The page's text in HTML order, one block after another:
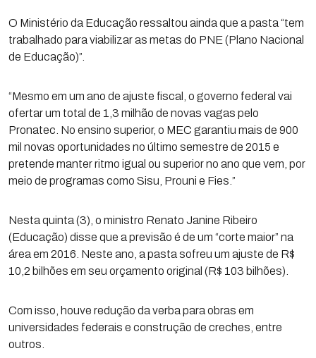
O Ministério da Educação ressaltou ainda que a pasta “tem
trabalhado para viabilizar as metas do PNE (Plano Nacional
de Educação)”.
“Mesmo em um ano de ajuste fiscal, o governo federal vai
ofertar um total de 1,3 milhão de novas vagas pelo
Pronatec. No ensino superior, o MEC garantiu mais de 900
mil novas oportunidades no último semestre de 2015 e
pretende manter ritmo igual ou superior no ano que vem, por
meio de programas como Sisu, Prouni e Fies.”
Nesta quinta (3), o ministro Renato Janine Ribeiro
(Educação) disse que a previsão é de um “corte maior” na
área em 2016. Neste ano, a pasta sofreu um ajuste de R$
10,2 bilhões em seu orçamento original (R$ 103 bilhões).
Com isso, houve redução da verba para obras em
universidades federais e construção de creches, entre
outros.